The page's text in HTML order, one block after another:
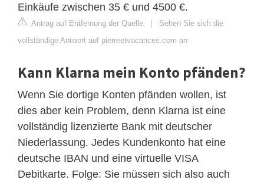
Einkäufe zwischen 35 € und 4500 €.
Antrag auf Entfernung der Quelle | Sehen Sie sich die
vollständige Antwort auf pierreetvacances.com an
Kann Klarna mein Konto pfänden?
Wenn Sie dortige Konten pfänden wollen, ist
dies aber kein Problem, denn Klarna ist eine
vollständig lizenzierte Bank mit deutscher
Niederlassung. Jedes Kundenkonto hat eine
deutsche IBAN und eine virtuelle VISA
Debitkarte. Folge: Sie müssen sich also auch